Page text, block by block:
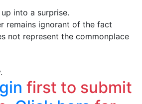
into a surprise.
remains ignorant of the fact
not represent the commonplace
first to submit